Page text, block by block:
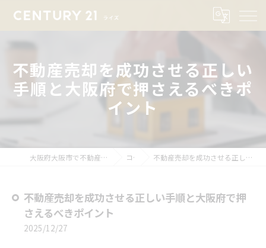
不動産売却を成功させる正しい
手順と大阪府で押さえるべきポ
イント
大阪府大阪市で不動産売却ならセンチュリー21ライズ コラム 不動産売却を成功させる正しい手順と大阪府で押さえるべきポイント
不動産売却を成功させる正しい手順と大阪府で押
さえるべきポイント
2025/12/27